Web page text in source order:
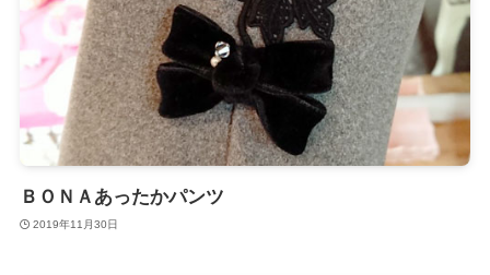
ＢＯＮＡあったかパンツ
2019年11月30日